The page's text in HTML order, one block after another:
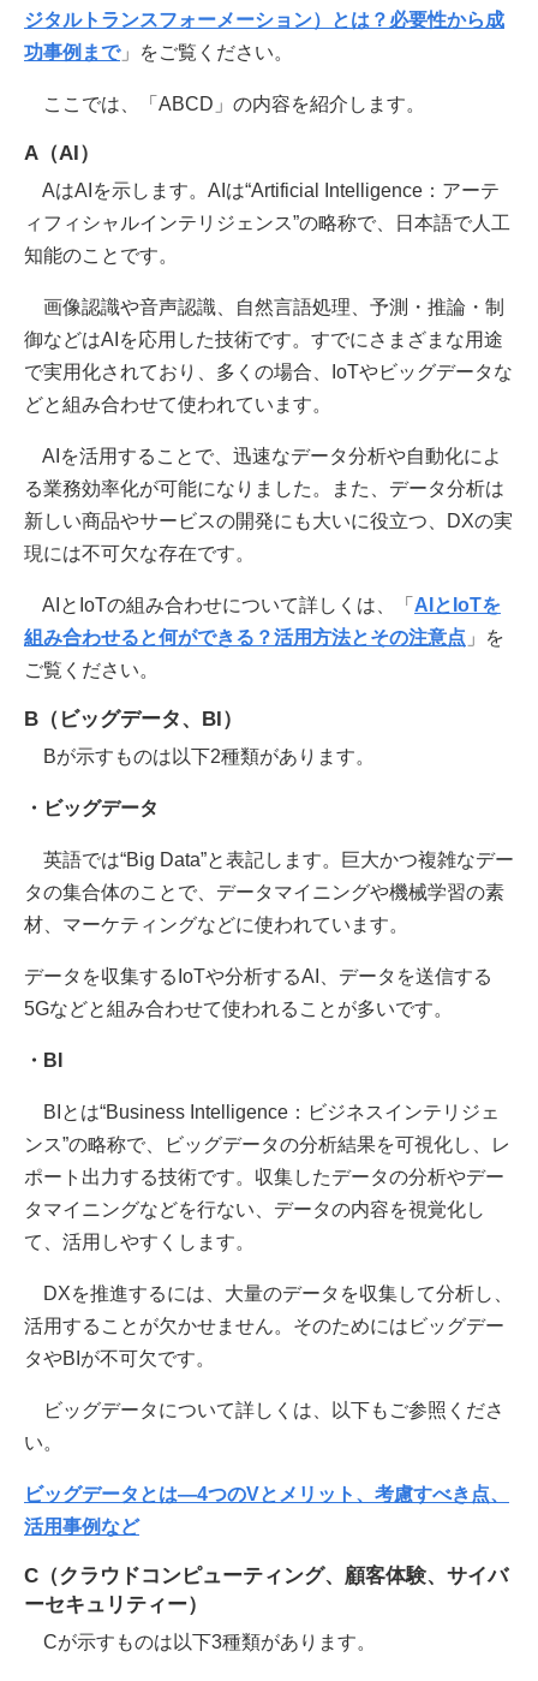
ジタルトランスフォーメーション）とは？必要性から成
功事例まで」をご覧ください。
ここでは、「ABCD」の内容を紹介します。
A（AI）
AはAIを示します。AIは“Artificial Intelligence：アーテ
ィフィシャルインテリジェンス”の略称で、日本語で人工
知能のことです。
画像認識や音声認識、自然言語処理、予測・推論・制
御などはAIを応用した技術です。すでにさまざまな用途
で実用化されており、多くの場合、IoTやビッグデータな
どと組み合わせて使われています。
AIを活用することで、迅速なデータ分析や自動化によ
る業務効率化が可能になりました。また、データ分析は
新しい商品やサービスの開発にも大いに役立つ、DXの実
現には不可欠な存在です。
AIとIoTの組み合わせについて詳しくは、「 AIとIoTを
組み合わせると何ができる？活用方法とその注意点 」を
ご覧ください。
B（ビッグデータ、BI）
Bが示すものは以下2種類があります。
・ビッグデータ
英語では“Big Data”と表記します。巨大かつ複雑なデー
タの集合体のことで、データマイニングや機械学習の素
材、マーケティングなどに使われています。
データを収集するIoTや分析するAI、データを送信する
5Gなどと組み合わせて使われることが多いです。
・BI
BIとは“Business Intelligence：ビジネスインテリジェ
ンス”の略称で、ビッグデータの分析結果を可視化し、レ
ポート出力する技術です。収集したデータの分析やデー
タマイニングなどを行ない、データの内容を視覚化し
て、活用しやすくします。
DXを推進するには、大量のデータを収集して分析し、
活用することが欠かせません。そのためにはビッグデー
タやBIが不可欠です。
ビッグデータについて詳しくは、以下もご参照くださ
い。
ビッグデータとは―4つのVとメリット、考慮すべき点、
活用事例など
C（クラウドコンピューティング、顧客体験、サイバ
ーセキュリティー）
Cが示すものは以下3種類があります。